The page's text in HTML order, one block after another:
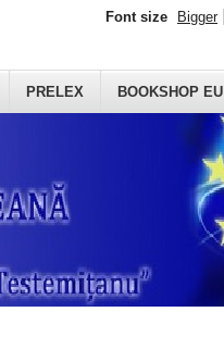
PRELEX BOOKSHOP EU
Font size Bigger